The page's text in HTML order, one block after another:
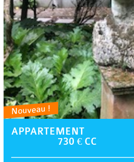
Nouveau !
APPARTEMENT
730 € CC